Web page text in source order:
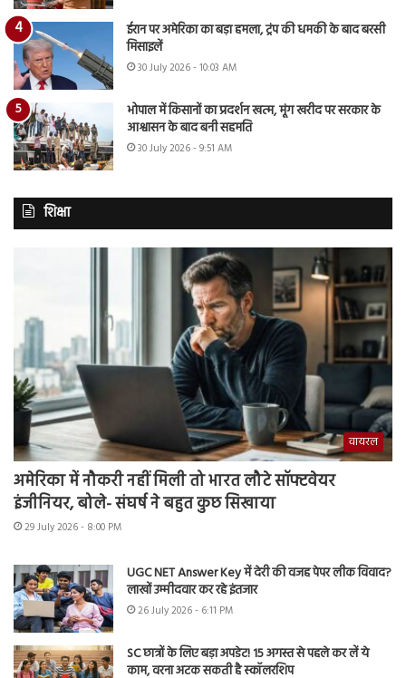
ईरान पर अमेरिका का बड़ा हमला, ट्रंप की धमकी के बाद बरसी
मिसाइलें
30 July 2026 - 10:03 AM
भोपाल में किसानों का प्रदर्शन खत्म, मूंग खरीद पर सरकार के
आश्वासन के बाद बनी सहमति
30 July 2026 - 9:51 AM
शिक्षा
वायरल
अमेरिका में नौकरी नहीं मिली तो भारत लौटे सॉफ्टवेयर
इंजीनियर, बोले- संघर्ष ने बहुत कुछ सिखाया
29 July 2026 - 8:00 PM
UGC NET Answer Key में देरी की वजह पेपर लीक विवाद?
लाखों उम्मीदवार कर रहे इंतजार
26 July 2026 - 6:11 PM
SC छात्रों के लिए बड़ा अपडेट! 15 अगस्त से पहले कर लें ये
काम, वरना अटक सकती है स्कॉलरशिप